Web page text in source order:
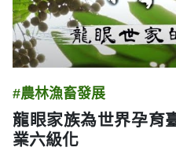
#農林漁畜發展
龍眼家族為世界孕育
業六級化